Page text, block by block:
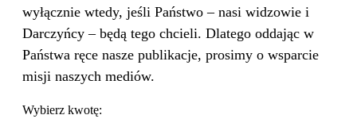
wyłącznie wtedy, jeśli Państwo – nasi widzowie i
Darczyńcy – będą tego chcieli. Dlatego oddając w
Państwa ręce nasze publikacje, prosimy o wsparcie
misji naszych mediów.
Wybierz kwotę: